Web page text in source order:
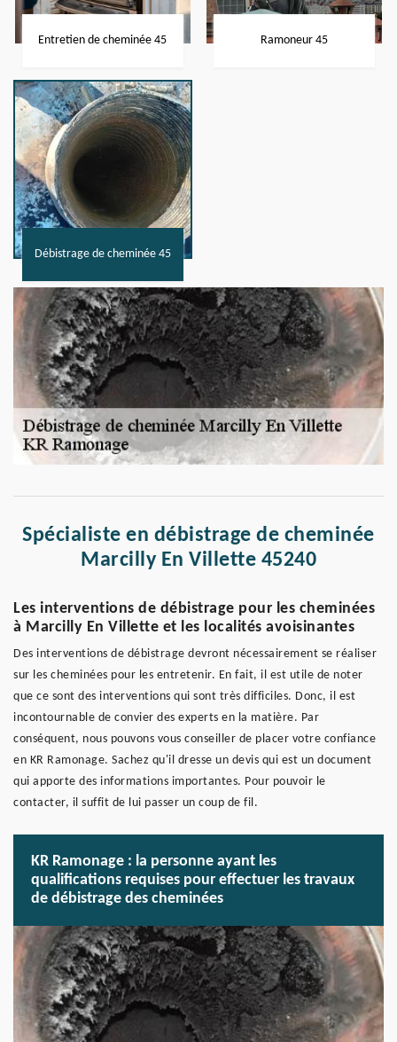
Entretien de cheminée 45 Ramoneur 45
Débistrage de cheminée 45
Spécialiste en débistrage de cheminée
Marcilly En Villette 45240
Les interventions de débistrage pour les cheminées
à Marcilly En Villette et les localités avoisinantes
Des interventions de débistrage devront nécessairement se réaliser
sur les cheminées pour les entretenir. En fait, il est utile de noter
que ce sont des interventions qui sont très difficiles. Donc, il est
incontournable de convier des experts en la matière. Par
conséquent, nous pouvons vous conseiller de placer votre confiance
en KR Ramonage. Sachez qu'il dresse un devis qui est un document
qui apporte des informations importantes. Pour pouvoir le
contacter, il suffit de lui passer un coup de fil.
KR Ramonage : la personne ayant les
qualifications requises pour effectuer les travaux
de débistrage des cheminées